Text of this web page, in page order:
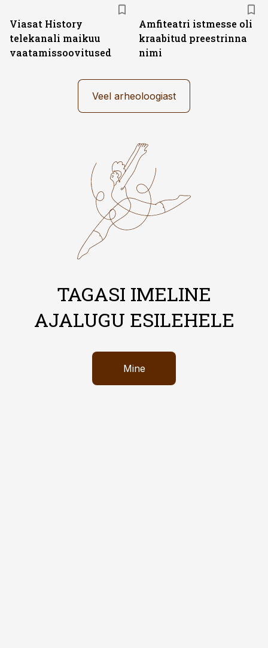
Viasat History
telekanali maikuu
vaatamissoovitused
Amfiteatri istmesse oli
kraabitud preestrinna
nimi
Veel arheoloogiast
TAGASI IMELINE
AJALUGU ESILEHELE
Mine